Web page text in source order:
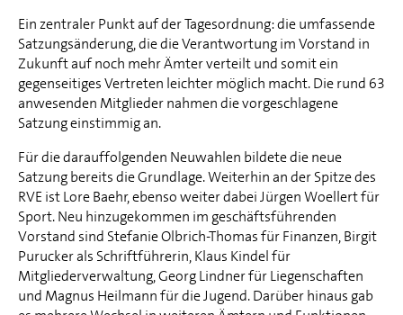
Ein zentraler Punkt auf der Tagesordnung: die umfassende
Satzungsänderung, die die Verantwortung im Vorstand in
Zukunft auf noch mehr Ämter verteilt und somit ein
gegenseitiges Vertreten leichter möglich macht. Die rund 63
anwesenden Mitglieder nahmen die vorgeschlagene
Satzung einstimmig an.
Für die darauffolgenden Neuwahlen bildete die neue
Satzung bereits die Grundlage. Weiterhin an der Spitze des
RVE ist Lore Baehr, ebenso weiter dabei Jürgen Woellert für
Sport. Neu hinzugekommen im geschäftsführenden
Vorstand sind Stefanie Olbrich-Thomas für Finanzen, Birgit
Purucker als Schriftführerin, Klaus Kindel für
Mitgliederverwaltung, Georg Lindner für Liegenschaften
und Magnus Heilmann für die Jugend. Darüber hinaus gab